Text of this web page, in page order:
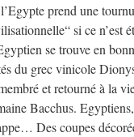
prend une
si ce n’est
se trouve en
du grec vinicole
et retourné à la
Bacchus.
Des coupes